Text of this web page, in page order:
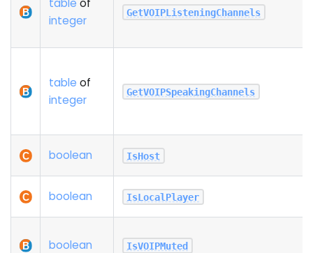
integer
GetVOIPListeningChannels
table of
integer
GetVOIPSpeakingChannels
boolean IsHost
boolean IsLocalPlayer
boolean IsVOIPMuted